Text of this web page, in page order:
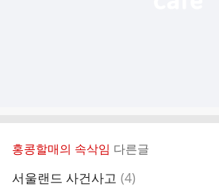
홍콩할매의 속삭임 다른글
서울랜드 사건사고 댓
(4)